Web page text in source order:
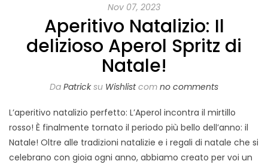
Nov 07, 2023
Aperitivo Natalizio: Il
delizioso Aperol Spritz di
Natale!
Da Patricksu Wishlistcom no comments
L’aperitivo natalizio perfetto: L’Aperol incontra il mirtillo
rosso! È finalmente tornato il periodo più bello dell’anno: il
Natale! Oltre alle tradizioni natalizie e i regali di natale che si
celebrano con gioia ogni anno, abbiamo creato per voi un